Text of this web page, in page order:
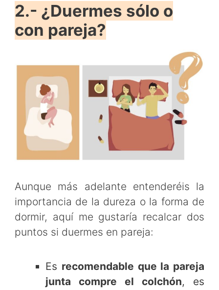
2.- ¿Duermes sólo o
con pareja?
Aunque más adelante entenderéis la
importancia de la dureza o la forma de
dormir, aquí me gustaría recalcar dos
puntos si duermes en pareja:
Es recomendable que la pareja
junta compre el colchón, es